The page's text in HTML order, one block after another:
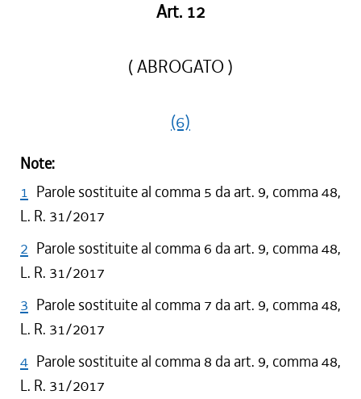
Art. 12
( ABROGATO )
(6)
Note:
1 Parole sostituite al comma 5 da art. 9, comma 48,
L. R. 31/2017
2 Parole sostituite al comma 6 da art. 9, comma 48,
L. R. 31/2017
3 Parole sostituite al comma 7 da art. 9, comma 48,
L. R. 31/2017
4 Parole sostituite al comma 8 da art. 9, comma 48,
L. R. 31/2017